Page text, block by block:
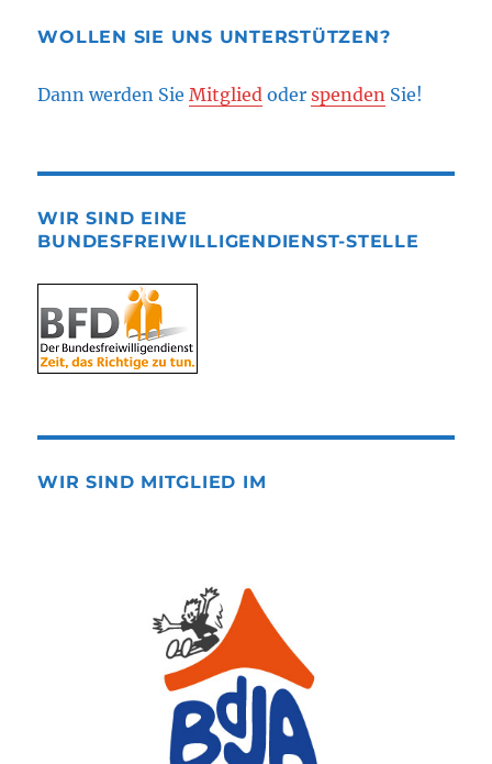
WOLLEN SIE UNS UNTERSTÜTZEN?
Dann werden SieMitglied oderspenden Sie!
WIR SIND EINE
BUNDESFREIWILLIGENDIENST-STELLE
WIR SIND MITGLIED IM